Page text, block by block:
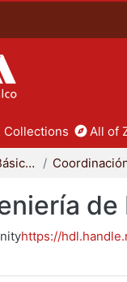
Collections All of
División de Ciencias Básicas e Ingeniería
https://